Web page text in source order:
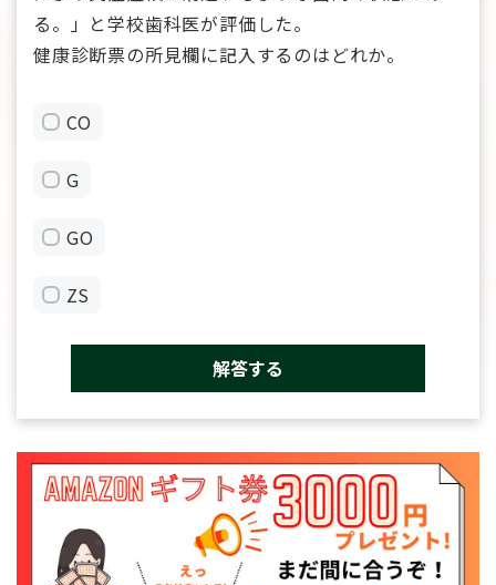
る。」と学校歯科医が評価した。
健康診断票の所見欄に記入するのはどれか。
CO
G
GO
ZS
解答する